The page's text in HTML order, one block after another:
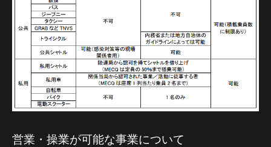
営業・操業が可能な事業について